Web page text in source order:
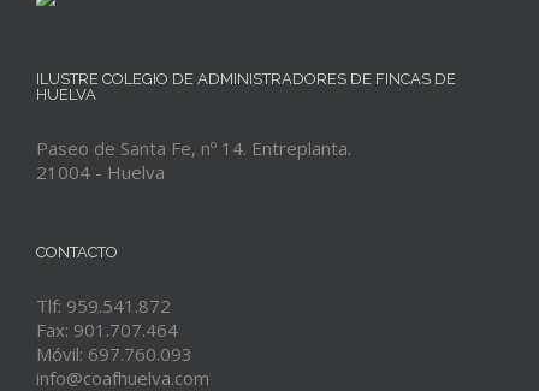
ILUSTRE COLEGIO DE ADMINISTRADORES DE FINCAS DE
HUELVA
Paseo de Santa Fe, nº 14. Entreplanta.
21004 - Huelva
CONTACTO
Tlf: 959.541.872
Fax: 901.707.464
Móvil: 697.760.093
info@coafhuelva.com